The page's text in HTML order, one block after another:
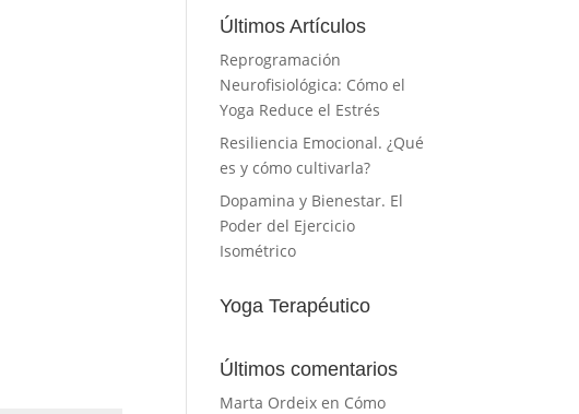
Últimos Artículos
Reprogramación
Neurofisiológica: Cómo el
Yoga Reduce el Estrés
Resiliencia Emocional. ¿Qué
es y cómo cultivarla?
Dopamina y Bienestar. El
Poder del Ejercicio
Isométrico
Yoga Terapéutico
Últimos comentarios
Marta Ordeix en Cómo